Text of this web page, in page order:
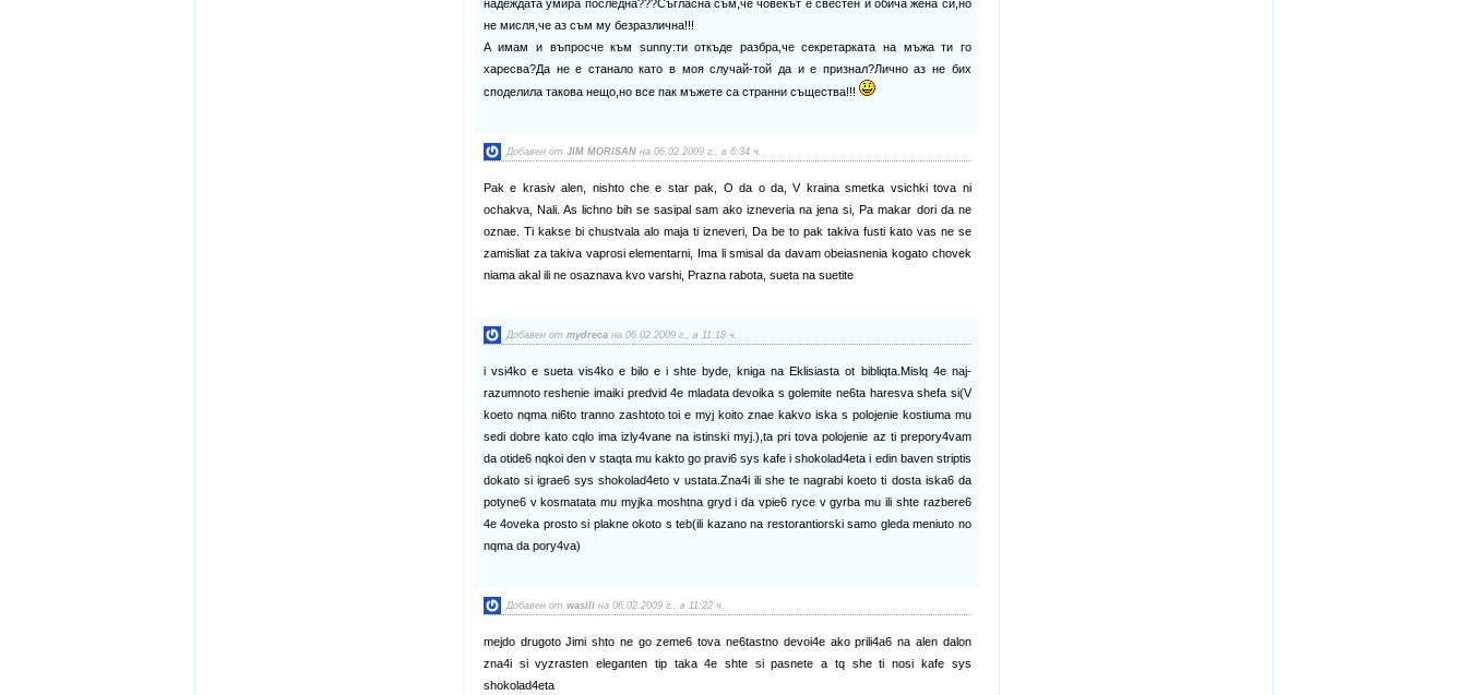
надеждата умира последна???Съгласна съм,че човекът е свестен и обича жена си,но
не мисля,че аз съм му безразлична!!!
А имам и въпросче към sunny:ти откъде разбра,че секретарката на мъжа ти го
харесва?Да не е станало като в моя случай-той да и е признал?Лично аз не бих
споделила такова нещо,но все пак мъжете са странни същества!!!
Добавен от JIM MORISANна 06.02.2009 г., в 6:34 ч.
Pak e krasiv alen, nishto che e star pak, O da o da, V kraina smetka vsichki tova ni
ochakva, Nali. As lichno bih se sasipal sam ako izneveria na jena si, Pa makar dori da ne
oznae. Ti kakse bi chustvala alo maja ti izneveri, Da be to pak takiva fusti kato vas ne se
zamisliat za takiva vaprosi elementarni, Ima li smisal da davam obeiasnenia kogato chovek
niama akal ili ne osaznava kvo varshi, Prazna rabota, sueta na suetite
Добавен от mydrecaна 06.02.2009 г., в 11:18 ч.
i vsi4ko e sueta vis4ko e bilo e i shte byde, kniga na Eklisiasta ot bibliqta.Mislq 4e naj-
razumnoto reshenie imaiki predvid 4e mladata devoika s golemite ne6ta haresva shefa si(V
koeto nqma ni6to tranno zashtoto toi e myj koito znae kakvo iska s polojenie kostiuma mu
sedi dobre kato cqlo ima izly4vane na istinski myj.),ta pri tova polojenie az ti prepory4vam
da otide6 nqkoi den v staqta mu kakto go pravi6 sys kafe i shokolad4eta i edin baven striptis
dokato si igrae6 sys shokolad4eto v ustata.Zna4i ili she te nagrabi koeto ti dosta iska6 da
potyne6 v kosmatata mu myjka moshtna gryd i da vpie6 ryce v gyrba mu ili shte razbere6
4e 4oveka prosto si plakne okoto s teb(ili kazano na restorantiorski samo gleda meniuto no
nqma da pory4va)
Добавен от wasiliна 06.02.2009 г., в 11:22 ч.
mejdo drugoto Jimi shto ne go zeme6 tova ne6tastno devoi4e ako prili4a6 na alen dalon
zna4i si vyzrasten eleganten tip taka 4e shte si pasnete a tq she ti nosi kafe sys
shokolad4eta